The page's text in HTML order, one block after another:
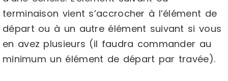
terminaison vient s’accrocher à l’élément de
départ ou à un autre élément suivant si vous
en avez plusieurs (il faudra commander au
minimum un élément de départ par travée).